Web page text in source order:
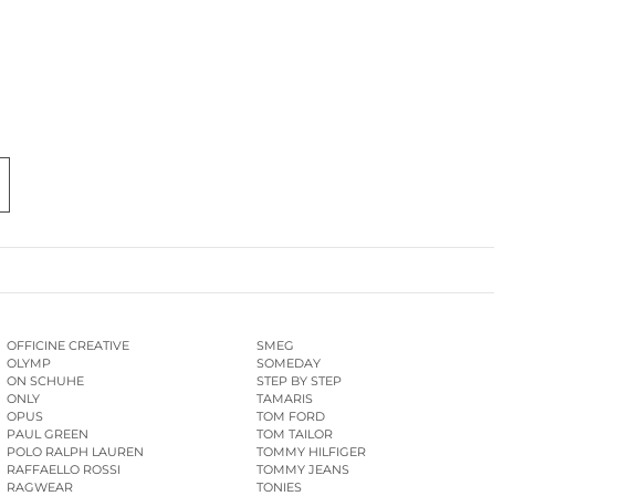
OFFICINE CREATIVE
OLYMP
ON SCHUHE
ONLY
OPUS
PAUL GREEN
POLO RALPH LAUREN
RAFFAELLO ROSSI
RAGWEAR
SMEG
SOMEDAY
STEP BY STEP
TAMARIS
TOM FORD
TOM TAILOR
TOMMY HILFIGER
TOMMY JEANS
TONIES